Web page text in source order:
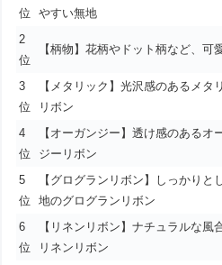
位
やすい無地
2
位
【柄物】花柄やドット柄など、可
3
位
【メタリック】光沢感のあるメタ
リボン
4
位
【オーガンジー】透け感のあるオ
ジーリボン
5
位
【グログランリボン】しっかりと
地のグログランリボン
6
位
【リネンリボン】ナチュラルな風
リネンリボン